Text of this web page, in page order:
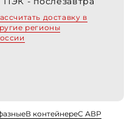
доставку в
регионы
В контейнереС АВР